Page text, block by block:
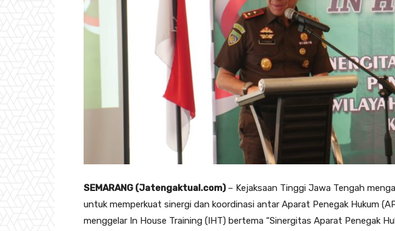
SEMARANG (Jatengaktual.com) – Kejaksaan Tinggi Jawa Tengah
untuk memperkuat sinergi dan koordinasi antar Aparat Penegak Hukum
menggelar In House Training (IHT) bertema “Sinergitas Aparat Penegak